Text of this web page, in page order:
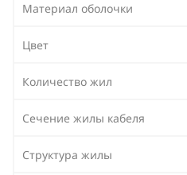
Материал оболочки
Цвет
Количество жил
Сечение жилы кабеля
Структура жилы